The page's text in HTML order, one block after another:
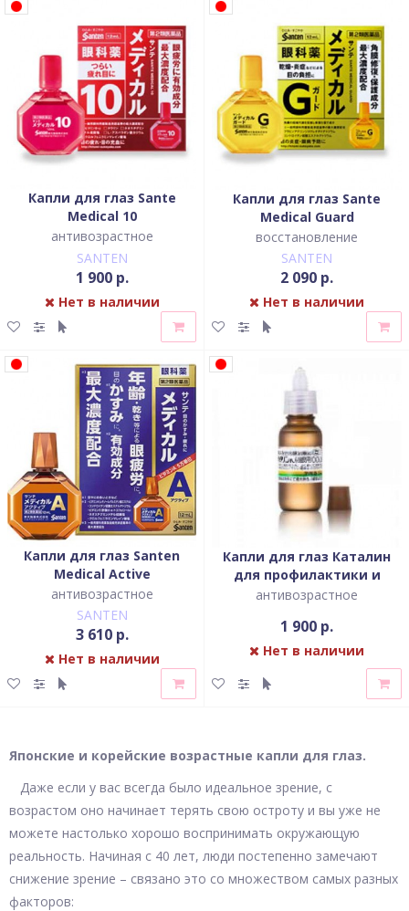
Капли для глаз Sante
Medical 10
антивозрастное
SANTEN
1 900 р.
Нет в наличии
Капли для глаз Sante
Medical Guard
восстановление
SANTEN
2 090 р.
Нет в наличии
Капли для глаз Santen
Medical Active
антивозрастное
SANTEN
3 610 р.
Нет в наличии
Капли для глаз Каталин
для профилактики и
лечения катаракты
антивозрастное
1 900 р.
Нет в наличии
Японские и корейские возрастные капли для глаз.
Даже если у вас всегда было идеальное зрение, с
возрастом оно начинает терять свою остроту и вы уже не
можете настолько хорошо воспринимать окружающую
реальность. Начиная с 40 лет, люди постепенно замечают
снижение зрение – связано это со множеством самых разных
факторов: